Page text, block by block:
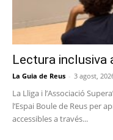
Lectura inclusiva
La Guia de Reus - 3 agost,
La Lliga i l’Associació
l’Espai Boule de Reus per
accessibles a través...